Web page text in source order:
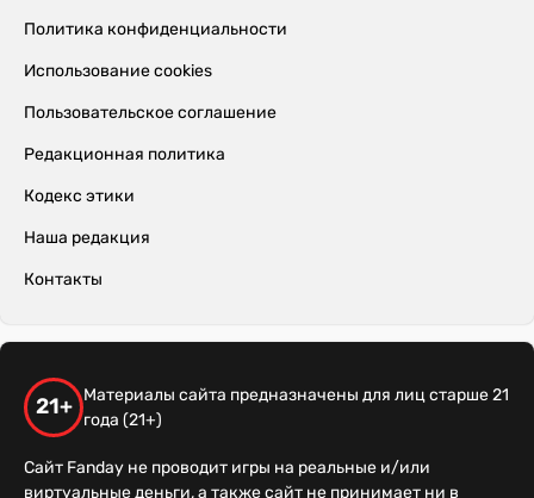
Политика конфиденциальности
Использование cookies
Пользовательское соглашение
Редакционная политика
Кодекс этики
Наша редакция
Контакты
21+
Материалы сайта предназначены для лиц старше 21
года (21+)
Сайт Fanday не проводит игры на реальные и/или
виртуальные деньги, а также сайт не принимает ни в